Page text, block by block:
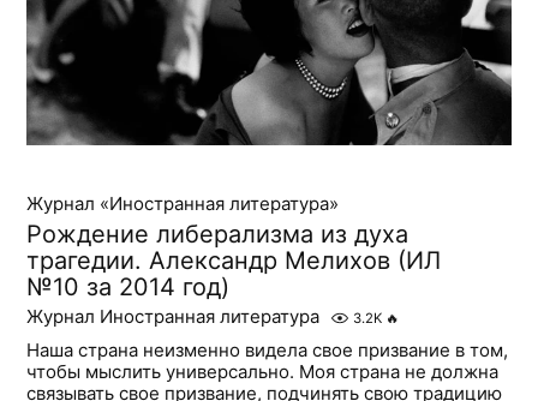
Журнал «Иностранная литература»
Рождение либерализма из духа
трагедии. Александр Мелихов (ИЛ
№10 за 2014 год)
Журнал Иностранная литература 3.2K 🔥
Наша страна неизменно видела свое призвание в том,
чтобы мыслить универсально. Моя страна не должна
связывать свое призвание, подчинять свою традицию